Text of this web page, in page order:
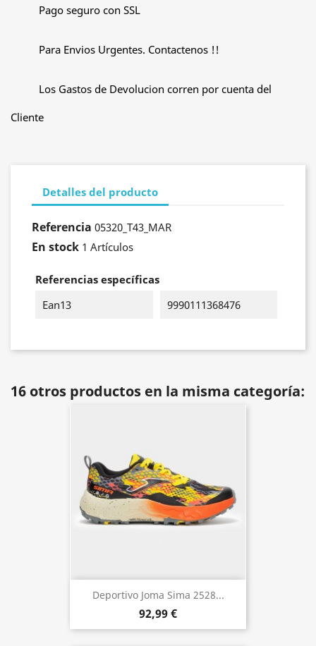
Pago seguro con SSL
Para Envios Urgentes. Contactenos !!
Los Gastos de Devolucion corren por cuenta del
Cliente
Detalles del producto
Referencia 05320_T43_MAR
En stock 1 Artículos
Referencias específicas
Ean13
9990111368476
16 otros productos en la misma categoría:
Deportivo Joma Sima 2528...
92,99 €